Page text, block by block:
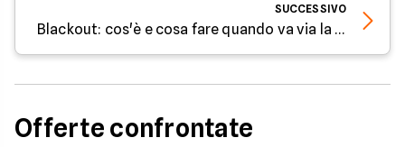
SUCCESSIVO
Blackout: cos'è e cosa fare quando va via la luce
Offerte confrontate